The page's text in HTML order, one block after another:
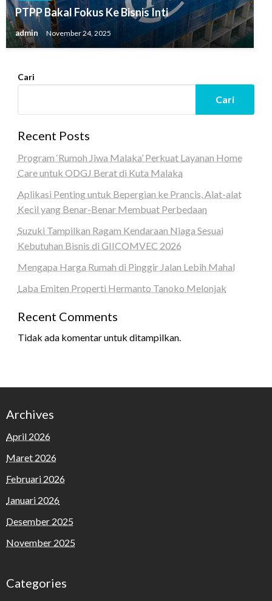
PTPP Bakal Fokus Ke Bisnis Inti
admin November 24, 2025
Cari
Cari
Recent Posts
Program ‘Rumoh Jiwa Malaka’ Perkuat Layanan Home
Care untuk ODGJ Berat di Kuta Malaka
Aplikasi Penting untuk Bepergian ke Prancis, Alat-alat
Kecil yang Benar-Benar Membuat Perbedaan
Suzuki Tampilkan Ragam Kendaraan Niaga Sesuai
Kebutuhan Bisnis di GIICOMVEC 2026
Mengapa Harga Rumah di Pinggir Jalan Lebih Mahal
Laba Emiten Properti Hermanto Tanoko Melonjak
Recent Comments
Tidak ada komentar untuk ditampilkan.
Archives
April 2026
Maret 2026
Februari 2026
Januari 2026
Desember 2025
November 2025
Categories